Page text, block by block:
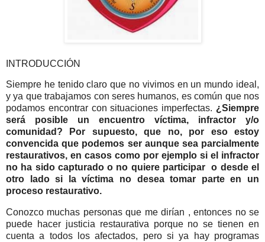
INTRODUCCIÓN
Siempre he tenido claro que no vivimos en un mundo ideal,
y ya que trabajamos con seres humanos, es común que nos
podamos encontrar con situaciones imperfectas. ¿Siempre
será posible un encuentro víctima, infractor y/o
comunidad? Por supuesto, que no, por eso estoy
convencida que podemos ser aunque sea parcialmente
restaurativos, en casos como por ejemplo si el infractor
no ha sido capturado o no quiere participar o desde el
otro lado si la víctima no desea tomar parte en un
proceso restaurativo.
Conozco muchas personas que me dirían , entonces no se
puede hacer justicia restaurativa porque no se tienen en
cuenta a todos los afectados, pero si ya hay programas